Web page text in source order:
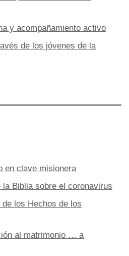
y acompañamiento activo
de los jóvenes de la
en clave misionera
la Biblia sobre el coronavirus
los Hechos de los
al matrimonio … a